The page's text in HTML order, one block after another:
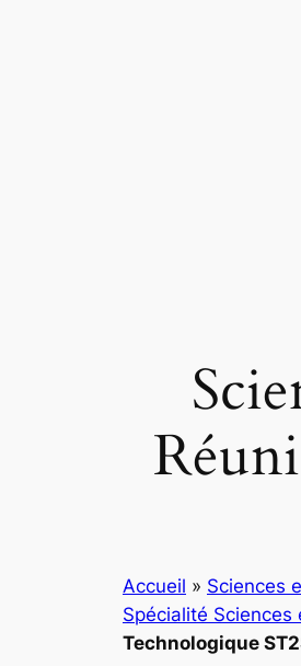
Accueil » Sciences
Spécialité
Technologique